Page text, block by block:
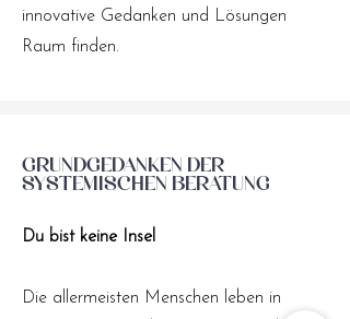
innovative Gedanken und Lösungen
Raum finden.
Grundgedanken der
systemischen Beratung
Du bist keine Insel
Die allermeisten Menschen leben in